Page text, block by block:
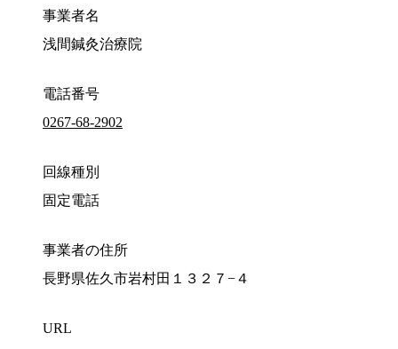
事業者名
浅間鍼灸治療院
電話番号
0267-68-2902
回線種別
固定電話
事業者の住所
長野県佐久市岩村田１３２７−４
URL